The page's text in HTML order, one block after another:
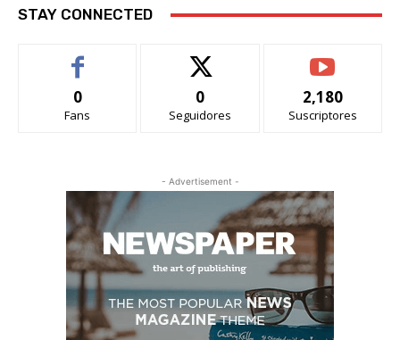
STAY CONNECTED
0
Fans
0
Seguidores
2,180
Suscriptores
- Advertisement -